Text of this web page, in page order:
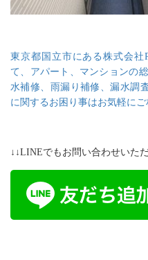
東京都国立市にある株式会社
て、アパート、マンションの
水補修、雨漏り補修、漏水調
に関するお困り事はお気軽にご
↓↓LINEでもお問い合わせいた